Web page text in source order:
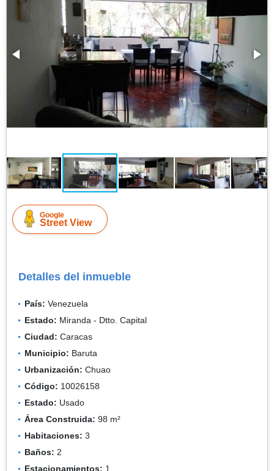
Google
Street View
Detalles del inmueble
País: Venezuela
Estado: Miranda - Dtto. Capital
Ciudad: Caracas
Municipio: Baruta
Urbanización: Chuao
Código: 10026158
Estado: Usado
Área Construida: 98 m²
Habitaciones: 3
Baños: 2
Estacionamientos: 1